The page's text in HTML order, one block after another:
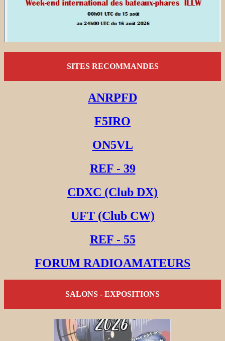
SITES RECOMMANDES
ANRPFD
F5IRO
ON5VL
REF - 39
CDXC (Club DX)
UFT (Club CW)
REF - 55
FORUM RADIOAMATEURS
SALONS - EXPOSITIONS